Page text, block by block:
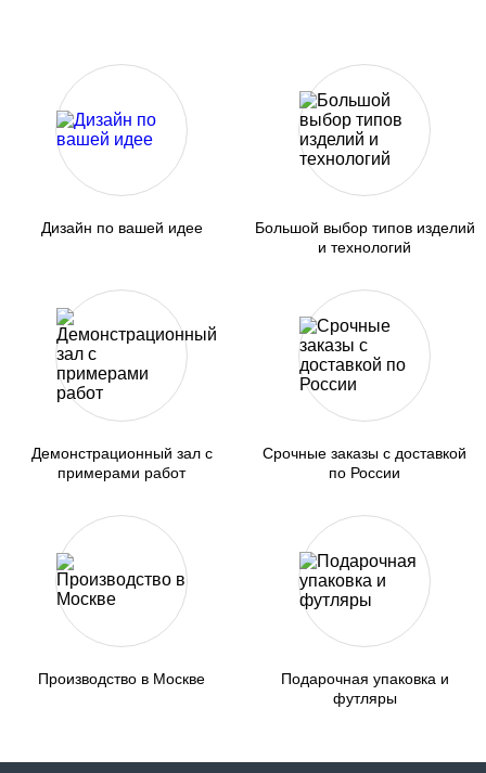
Дизайн по вашей идее
Большой выбор типов изделий
и технологий
Демонстрационный зал с
примерами работ
Срочные заказы с доставкой
по России
Производство в Москве
Подарочная упаковка и
футляры